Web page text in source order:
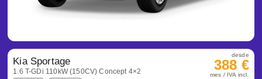
Kia Sportage
1.6 T-GDi 110kW (150CV) Concept 4×2
desde
388 €
mes / IVA incl.